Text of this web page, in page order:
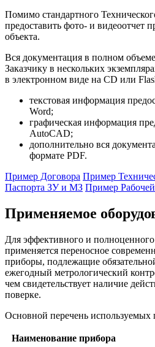
Помимо стандартного
предоставить фото- и видеоотчет
объекта.
Вся документация в полном объеме
Заказчику в нескольких
в электронном виде на CD или
текстовая информация
Word;
графическая информация
AutoCAD;
дополнительно вся
формате PDF.
Пример Договора Пример
Паспорта ЗУ и МЗ Пример
Применяемое
Для эффективного и полноценного
применяется переносное
приборы, подлежащие
ежегодный метрологический
чем свидетельствует наличие
поверке.
Основной перечень используемых
Наименование прибора